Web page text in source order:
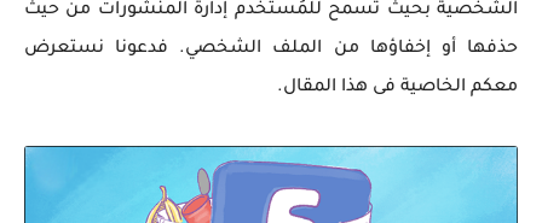
الشخصية بحيث تسمح للمُستخدم إدارة المنشورات من حيث
حذفها أو إخفاؤها من الملف الشخصي. فدعونا نستعرض
معكم الخاصية فى هذا المقال.